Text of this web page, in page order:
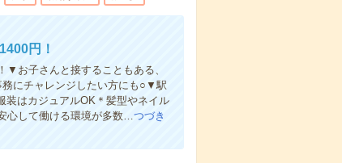
円！
▼お子さんと接することもある、
にチャレンジしたい方にも○▼駅
装はカジュアルOK＊髪型やネイル
心して働ける環境が多数…つづき